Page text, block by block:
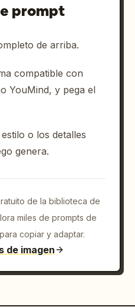
prompt
de arriba.
compatible con
YouMind, y pega el
o los detalles
genera.
de la biblioteca de
miles de prompts de
copiar y adaptar.
de imagen